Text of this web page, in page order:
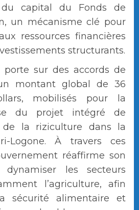
du capital du Fonds de
un mécanisme clé pour
ressources financières
structurants.
porte sur des accords de
montant global de 36
mobilisés pour la
du projet intégré de
de la riziculture dans la
Logone. À travers ces
réaffirme son
les secteurs
l’agriculture, afin
sécurité alimentaire et